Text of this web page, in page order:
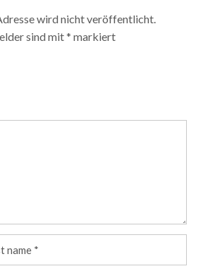
wird nicht veröffentlicht.
sind mit* markiert